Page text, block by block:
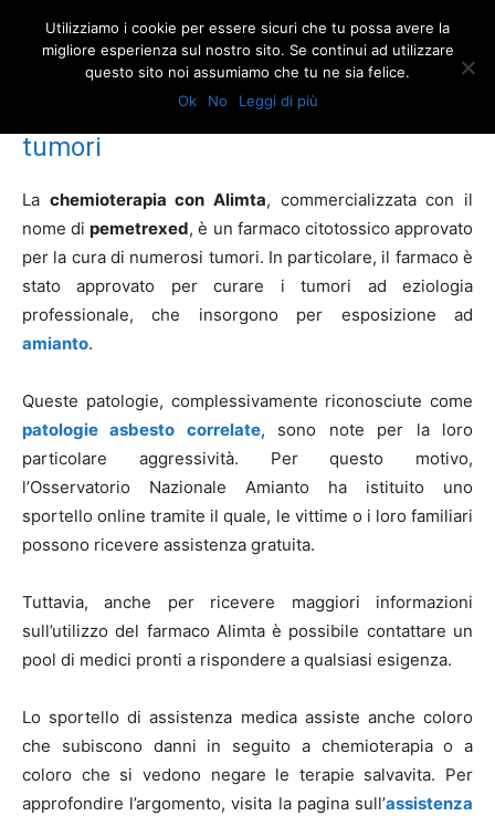
Chemioterapia Alimta per la cura dei tumori
Chemioterapia Alimta per la cura dei
tumori
La chemioterapia con Alimta, commercializzata con il
nome dipemetrexed, è un farmaco citotossico approvato
per la cura di numerosi tumori. In particolare, il farmaco è
stato approvato per curare i tumori ad eziologia
professionale, che insorgono per esposizione ad
amianto.
Queste patologie, complessivamente riconosciute come
patologie asbesto correlate, sono note per la loro
particolare aggressività. Per questo motivo,
l’Osservatorio Nazionale Amianto ha istituito uno
sportello online tramite il quale, le vittime o i loro familiari
possono ricevere assistenza gratuita.
Tuttavia, anche per ricevere maggiori informazioni
sull’utilizzo del farmaco Alimta è possibile contattare un
pool di medici pronti a rispondere a qualsiasi esigenza.
Lo sportello di assistenza medica assiste anche coloro
che subiscono danni in seguito a chemioterapia o a
coloro che si vedono negare le terapie salvavita. Per
approfondire l’argomento, visita la pagina sull’assistenza
Utilizziamo i cookie per essere sicuri che tu possa avere la
migliore esperienza sul nostro sito. Se continui ad utilizzare
questo sito noi assumiamo che tu ne sia felice.
Ok
No Leggi di più